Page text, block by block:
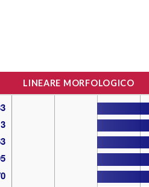
LINEARE MORFOLOGICO